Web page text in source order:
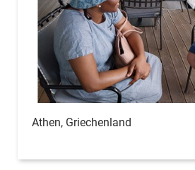
Athen, Griechenland